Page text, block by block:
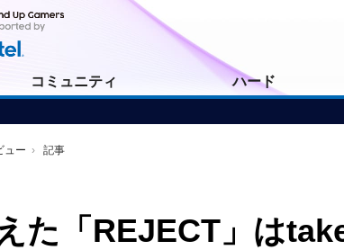
コミュニティ ハード
ュー › 記事
た「REJECT」は